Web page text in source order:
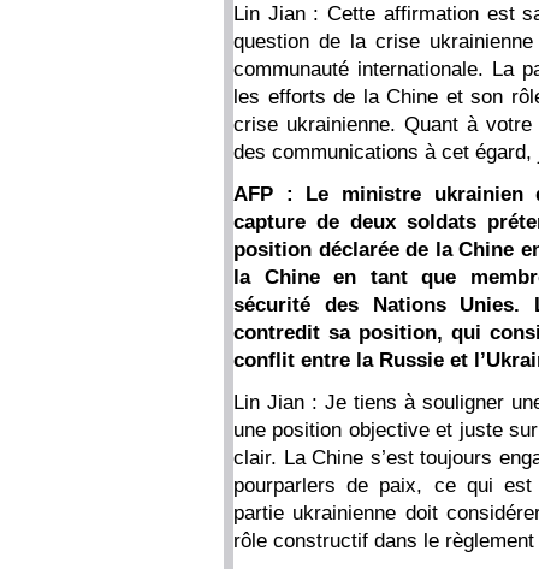
Lin Jian : Cette affirmation est
question de la crise
communauté internationale. La
les efforts de la Chine et son
crise ukrainienne. Quant à
des communications à cet égard,
AFP : Le ministre ukrainien
capture de deux soldats
position déclarée de la Chine
la Chine en tant que
sécurité des Nations Unies.
contredit sa position, qui
conflit entre la Russie et
Lin Jian : Je tiens à souligner
une position objective et juste
clair. La Chine s’est toujours
pourparlers de paix, ce qui
partie ukrainienne doit
rôle constructif dans le